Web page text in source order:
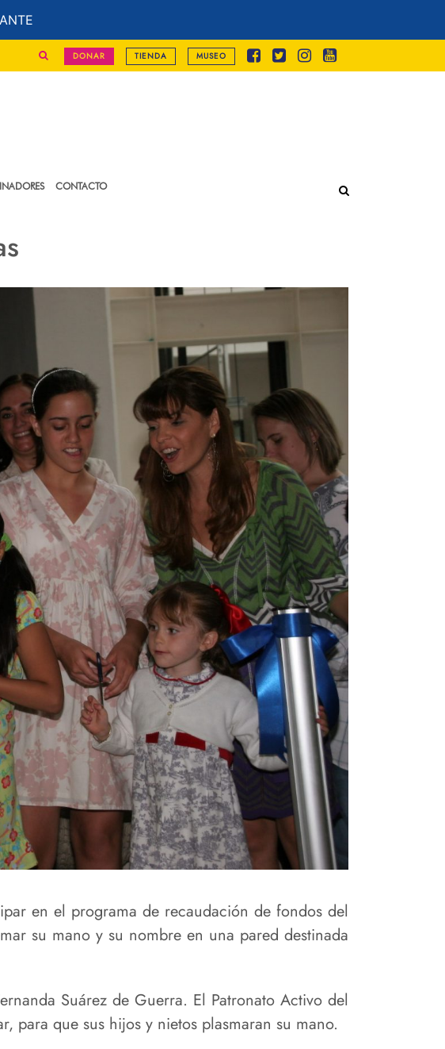
DONAR TIENDA MUSEO
CONTACTO
en el programa de recaudación de fondos del
su mano y su nombre en una pared destinada
Suárez de Guerra. El Patronato Activo del
para que sus hijos y nietos plasmaran su mano.